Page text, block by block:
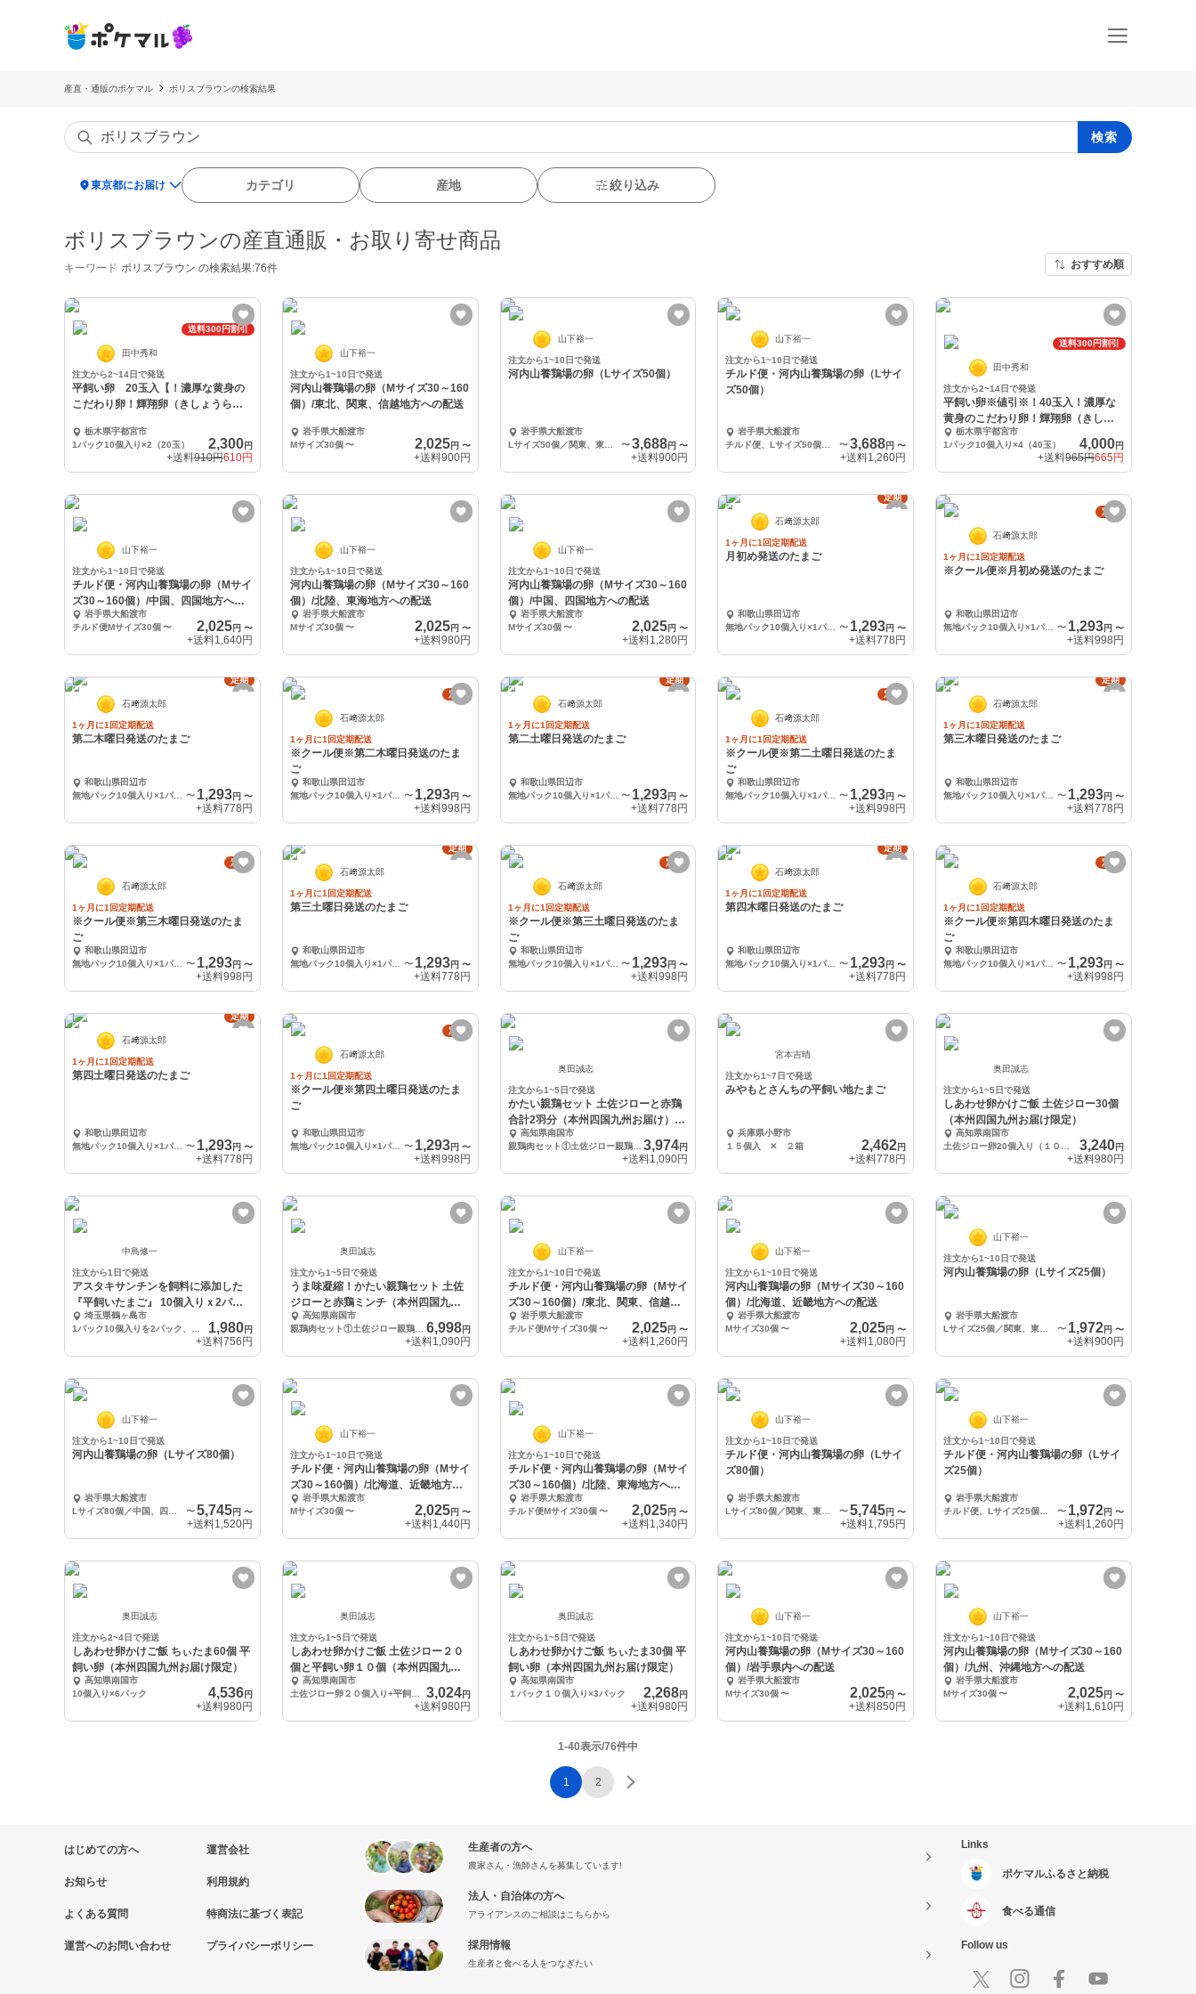
産直・通販のポケマル ボリスブラウンの検索結果
検索
location_on東京都にお届け カテゴリ 産地 絞り込み
ボリスブラウンの産直通販・お取り寄せ商品
キーワード ボリスブラウン の検索結果:76件 おすすめ順
送料300円割引
田中秀和
注文から2~14日で発送
平飼い卵 20玉入【！濃厚な黄身の
こだわり卵！輝翔卵（きしょうら
栃木県宇都宮市
1パック10個入り×2（20玉）
2,300円
+送料910円610円
山下裕一
注文から1~10日で発送
河内山養鶏場の卵（Mサイズ30～160
個）/東北、関東、信越地方への配送
岩手県大船渡市
Mサイズ30個 〜 2,025円 〜
+送料900円
山下裕一
注文から1~10日で発送
河内山養鶏場の卵（Lサイズ50個）
岩手県大船渡市
Lサイズ50個／関東、東北、信越への配送
〜 3,688円〜
+送料900円
山下裕一
注文から1~10日で発送
チルド便・河内山養鶏場の卵（Lサイ
ズ50個）
岩手県大船渡市
〜3,688円〜
+送料1,260円
送料300円割引
田中秀和
注文から2~14日で発送
平飼い卵※値引※！40玉入！濃厚な
黄身のこだわり卵！輝翔卵（きしょ
うらん）】
栃木県宇都宮市
1パック10個入り×4（40玉）
4,000円
+送料965円665円
山下裕一
注文から1~10日で発送
チルド便・河内山養鶏場の卵（Mサイ
ズ30～160個）/中国、四国地方への
配送岩手県大船渡市
チルド便Mサイズ30個 〜 2,025円 〜
+送料1,640円
山下裕一
注文から1~10日で発送
河内山養鶏場の卵（Mサイズ30～160
個）/北陸、東海地方への配送
岩手県大船渡市
Mサイズ30個 〜 2,025円 〜
+送料980円
山下裕一
注文から1~10日で発送
河内山養鶏場の卵（Mサイズ30～160
個）/中国、四国地方への配送
岩手県大船渡市
Mサイズ30個 〜 2,025円〜
+送料1,280円
定期
石﨑源太郎
1ヶ月に1回定期配送
月初め発送のたまご
和歌山県田辺市
無地パック10個入り×1パック
〜 1,293円〜
+送料778円
定期
石﨑源太郎
1ヶ月に1回定期配送
※クール便※月初め発送のたまご
和歌山県田辺市
無地パック10個入り×1パック
〜 1,293円 〜
+送料998円
定期
石﨑源太郎
1ヶ月に1回定期配送
第二木曜日発送のたまご
和歌山県田辺市
無地パック10個入り×1パック
〜 1,293円 〜
+送料778円
定期
石﨑源太郎
1ヶ月に1回定期配送
※クール便※第二木曜日発送のたま
ご
和歌山県田辺市
無地パック10個入り×1パック
〜 1,293円 〜
+送料998円
定期
石﨑源太郎
1ヶ月に1回定期配送
第二土曜日発送のたまご
和歌山県田辺市
無地パック10個入り×1パック
〜 1,293円〜
+送料778円
定期
石﨑源太郎
1ヶ月に1回定期配送
※クール便※第二土曜日発送のたま
ご
和歌山県田辺市
無地パック10個入り×1パック
〜 1,293円〜
+送料998円
定期
石﨑源太郎
1ヶ月に1回定期配送
第三木曜日発送のたまご
和歌山県田辺市
無地パック10個入り×1パック
〜 1,293円 〜
+送料778円
定期
石﨑源太郎
1ヶ月に1回定期配送
※クール便※第三木曜日発送のたま
ご
和歌山県田辺市
無地パック10個入り×1パック
〜 1,293円 〜
+送料998円
定期
石﨑源太郎
1ヶ月に1回定期配送
第三土曜日発送のたまご
和歌山県田辺市
無地パック10個入り×1パック
〜 1,293円 〜
+送料778円
定期
石﨑源太郎
1ヶ月に1回定期配送
※クール便※第三土曜日発送のたま
ご
和歌山県田辺市
無地パック10個入り×1パック
〜 1,293円〜
+送料998円
定期
石﨑源太郎
1ヶ月に1回定期配送
第四木曜日発送のたまご
和歌山県田辺市
無地パック10個入り×1パック
〜 1,293円〜
+送料778円
定期
石﨑源太郎
1ヶ月に1回定期配送
※クール便※第四木曜日発送のたま
ご
和歌山県田辺市
無地パック10個入り×1パック
〜 1,293円 〜
+送料998円
定期
石﨑源太郎
1ヶ月に1回定期配送
第四土曜日発送のたまご
和歌山県田辺市
無地パック10個入り×1パック
〜 1,293円 〜
+送料778円
定期
石﨑源太郎
1ヶ月に1回定期配送
※クール便※第四土曜日発送のたま
ご
和歌山県田辺市
無地パック10個入り×1パック
〜 1,293円 〜
+送料998円
奥田誠志
注文から1~5日で発送
かたい親鶏セット 土佐ジローと赤鶏
合計2羽分（本州四国九州お届け）か
しわ高知県南国市
親鶏肉セット①土佐ジロー親鶏雌 半羽 2個 ②親赤鶏 半羽 2個
3,974円
+送料1,090円
宮本吉晴
注文から1~7日で発送
みやもとさんちの平飼い地たまご
兵庫県小野市
１５個入 ✕ ２箱
2,462円
+送料778円
奥田誠志
注文から1~5日で発送
しあわせ卵かけご飯 土佐ジロー30個
（本州四国九州お届け限定）
高知県南国市
3,240円
+送料980円
中島修一
注文から1日で発送
アスタキサンチンを飼料に添加した
『平飼いたまご』 10個入りｘ2パッ
ク 埼玉県鶴ヶ島市
1,980円
+送料756円
奥田誠志
注文から1~5日で発送
うま味凝縮！かたい親鶏セット 土佐
ジローと赤鶏ミンチ（本州四国九州
お届け限定）
高知県南国市
親鶏肉セット①土佐ジロー親鶏雌 半羽２００ｇから２５０ｇを４個②親赤鶏ミンチ３００ｇを３個
6,998円
+送料1,090円
山下裕一
注文から1~10日で発送
チルド便・河内山養鶏場の卵（Mサイ
ズ30～160個）/東北、関東、信越地
方へ配送
岩手県大船渡市
チルド便Mサイズ30個 〜 2,025円〜
+送料1,260円
山下裕一
注文から1~10日で発送
河内山養鶏場の卵（Mサイズ30～160
個）/北海道、近畿地方への配送
岩手県大船渡市
Mサイズ30個 〜 2,025円〜
+送料1,080円
山下裕一
注文から1~10日で発送
河内山養鶏場の卵（Lサイズ25個）
岩手県大船渡市
〜 1,972円 〜
+送料900円
山下裕一
注文から1~10日で発送
河内山養鶏場の卵（Lサイズ80個）
岩手県大船渡市
〜 5,745円 〜
+送料1,520円
山下裕一
注文から1~10日で発送
チルド便・河内山養鶏場の卵（Mサイ
ズ30～160個）/北海道、近畿地方へ
の配送
岩手県大船渡市
Mサイズ30個 〜 2,025円 〜
+送料1,440円
山下裕一
注文から1~10日で発送
チルド便・河内山養鶏場の卵（Mサイ
ズ30～160個）/北陸、東海地方への
配送岩手県大船渡市
チルド便Mサイズ30個 〜 2,025円〜
+送料1,340円
山下裕一
注文から1~10日で発送
チルド便・河内山養鶏場の卵（Lサイ
ズ80個）
岩手県大船渡市
〜5,745円〜
+送料1,795円
山下裕一
注文から1~10日で発送
チルド便・河内山養鶏場の卵（Lサイ
ズ25個）
岩手県大船渡市
〜 1,972円 〜
+送料1,260円
奥田誠志
注文から2~4日で発送
しあわせ卵かけご飯 ちぃたま60個 平
飼い卵（本州四国九州お届け限定）
高知県南国市
10個入り×6パック
4,536円
+送料980円
奥田誠志
注文から1~5日で発送
しあわせ卵かけご飯 土佐ジロー２０
個と平飼い卵１０個（本州四国九州
お届け限定）
高知県南国市
土佐ジロー卵２０個入り+平飼い卵１０個入り
3,024円
+送料980円
奥田誠志
注文から1~5日で発送
しあわせ卵かけご飯 ちぃたま30個 平
飼い卵（本州四国九州お届け限定）
高知県南国市
１パック１０個入り×3パック
2,268円
+送料980円
山下裕一
注文から1~10日で発送
河内山養鶏場の卵（Mサイズ30～160
個）/岩手県内への配送
岩手県大船渡市
Mサイズ30個 〜 2,025円〜
+送料850円
山下裕一
注文から1~10日で発送
河内山養鶏場の卵（Mサイズ30～160
個）/九州、沖縄地方への配送
岩手県大船渡市
Mサイズ30個 〜 2,025円 〜
+送料1,610円
1-40表示/76件中
1 2
はじめての方へ
お知らせ
よくある質問
運営へのお問い合わせ
運営会社
利用規約
特商法に基づく表記
プライバシーポリシー
生産者の方へ
農家さん・漁師さんを募集しています!
法人・自治体の方へ
アライアンスのご相談はこちらから
採用情報
生産者と食べる人をつなぎたい
Links
ポケマルふるさと納税
食べる通信
Follow us